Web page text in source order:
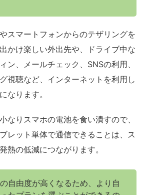
スマートフォンからのテザリングを
かけ楽しい外出先や、ドライブ中な
ン、メールチェック、SNSの利用、
視聴など、インターネットを利用し
なります。
なりスマホの電池を食い潰すので、
レット単体で通信できることは、ス
熱の低減につながります。
自由度が高くなるため、より自